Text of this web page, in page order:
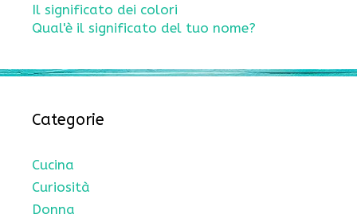
Il significato dei colori
Qual'è il significato del tuo nome?
Categorie
Cucina
Curiosità
Donna